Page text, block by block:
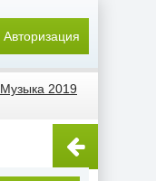
Авторизация
Музыка 2019